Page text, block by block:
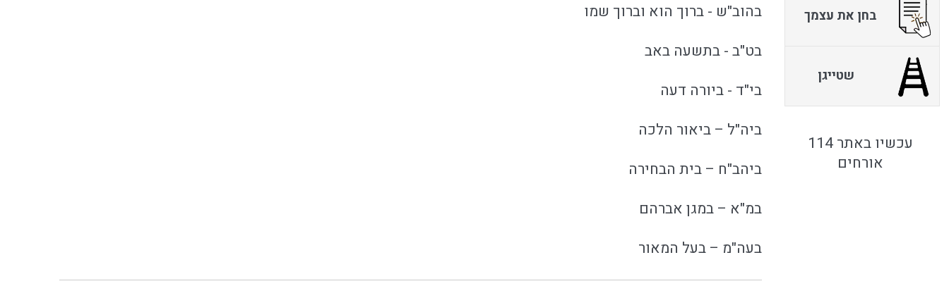
בהוב"ש - ברוך הוא וברוך שמו
בט"ב - בתשעה באב
בי"ד - ביורה דעה
ביה"ל – ביאור הלכה
ביהב"ח – בית הבחירה
במ"א – במגן אברהם
בעה"מ – בעל המאור
בחן את עצמך
שטייגן
עכשיו באתר 114
אורחים